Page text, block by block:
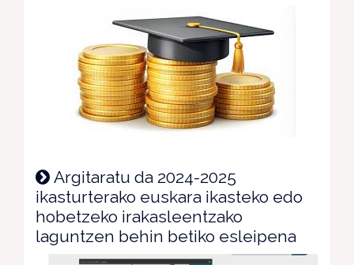
Argitaratu da 2024-2025
ikasturterako euskara ikasteko edo
hobetzeko irakasleentzako
laguntzen behin betiko esleipena